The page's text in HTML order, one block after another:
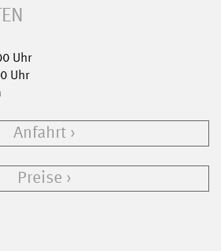
Uhr
Uhr
Anfahrt
Preise